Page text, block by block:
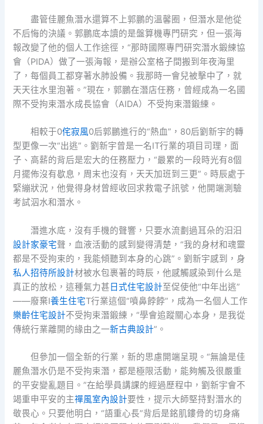
盡管佳麗魚潛水還算不上郭鵬的溫馨圈，但潛水是他從
不后悔的決議。郭鵬底本讀的是盤算機專門研究，但一張海
報改變了他的個人工作途徑，“那時國際專門研究潛水鍛練協
會（PIDA）做了一張海報，是辦公室格子間搬到年夜海里
了，每個員工都穿著水肺設備。我那時一會兒被擊中了，就
天天往水里泡著。”現在，郭鵬在潛店任務，曾經成為一名國
際不受拘束潛水成長協會（AIDA）不受拘束潛鍛練。
相較于0侘寂風0后郭鵬進行的“熱血”，80后劉新宇的轉
型更像一次“出逃”。劉新宇曾是一名IT行業的項目司理，面
子、高薪的背后是宏大的任務壓力，“最累的一段時光有8個
月擺佈沒有歇息，周末也沒有，天天加班到三更”。時辰處于
緊繃狀況，他覺得身材曾經收回求救電子訊號，他開端測驗
考試泅水和潛水。
潛進水底，沒有手機的聲響，只要水流劃過耳朵的汩汩
設計家豪宅聲，血液活動的感到變得清楚，“我的身材和魂靈
都是不受拘束的，我能傾聽到本身的心跳”。劉新宇感到，身
私人招待所設計材被水包裹著的時辰，他感觸感染到什么是
真正的放松，這種氣力甚 日式住宅設計至促使他“中年出逃”
——廢棄I養生住宅T行業這個“噴鼻餑餑”，成為一名個人工作
樂齡住宅設計不受拘束潛鍛練，“學會追蹤關心本身，是我從
傳統行業離開的緣由之一新古典設計”。
但參加一個全新的行業，新的思慮開端呈現。“無論是佳
麗魚潛水仍是不受拘束潛，都是極限活動，能夠觸及很嚴重
的平安變亂題目。”在給學員講課的經過歷程中，劉新宇會不
竭重申平安的主禪風室內設計要性，提示大師堅持對潛水的
敬畏心。只要他明白，“語重心長”背后是銘肌鏤骨的切身痛